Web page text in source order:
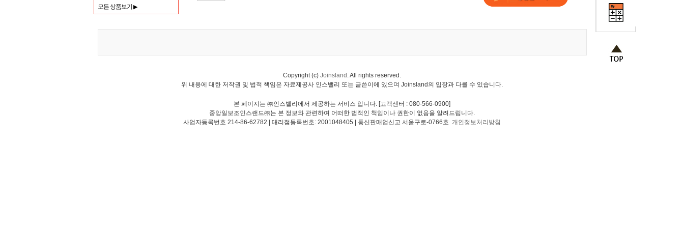
모든 상품보기 ▶
Copyright (c) Joinsland . All rights reserved.
위 내용에 대한 저작권 및 법적 책임은 자료제공사 인스밸리 또는 글쓴이에 있으며 Joinsland의 입장과 다를 수 있습니다.
본 페이지는 ㈜인스밸리에서 제공하는 서비스 입니다. [고객센터 : 080-566-0900]
중앙일보조인스랜드㈜는 본 정보와 관련하여 어떠한 법적인 책임이나 권한이 없음을 알려드립니다.
사업자등록번호 214-86-62782 | 대리점등록번호: 2001048405 | 통신판매업신고 서울구로-0766호 개인정보처리방침